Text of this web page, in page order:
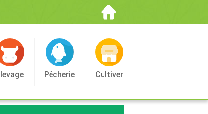
Pêcherie Cultiver